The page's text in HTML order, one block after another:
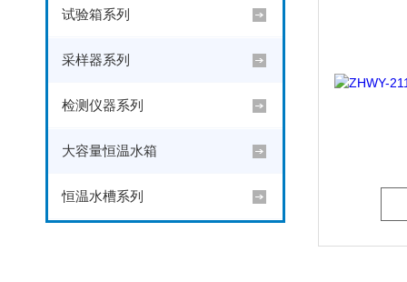
试验箱系列
采样器系列
检测仪器系列
大容量恒温水箱
恒温水槽系列